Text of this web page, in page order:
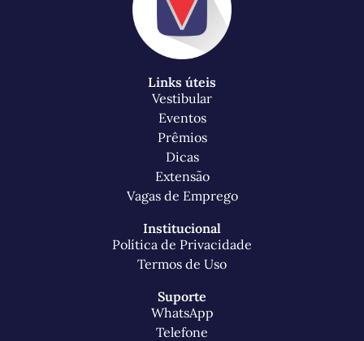
Links úteis
Vestibular
Eventos
Prêmios
Dicas
Extensão
Vagas de Emprego
Institucional
Política de Privacidade
Termos de Uso
Suporte
WhatsApp
Telefone